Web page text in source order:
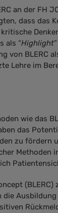
an der FH
dass das
als “Highlight
von BLERC
Lehre im
wie das
das
zu fördern
Methoden